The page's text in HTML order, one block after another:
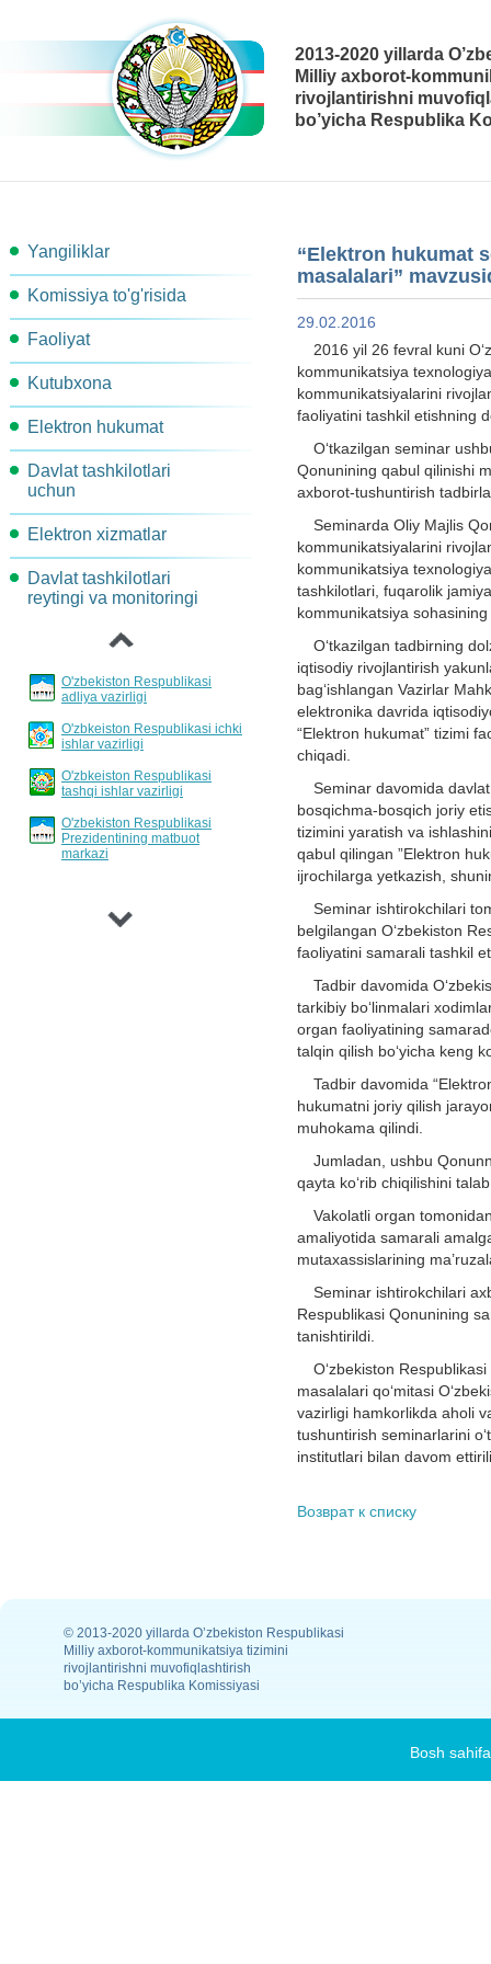
2013-2020 yillarda
Milliy axborot-
rivojlantirishni
bo’yicha Respublika
Yangiliklar
Komissiya to'g'risida
Komissiya tarkibi
Komissiya kotibiyati
Komissiya ishchi organlari
Bog'lanish
Komissiya topshiriqlari
Faoliyat
Ishchi guruhlar
Komissiya qarori
Ish rejasi
Kutubxona
Metodik materiallar
Me'yoriy-Huquqiy xujjatlar
Elektron hukumat
Arxitektura
Maqsadli indekatorlar va
ko'rsatkichlar
Jarayonlar davomidagi
harakatlarni qayta tashkil
Davlat tashkilotlari
uchun
AKT-rivojlantirish va joriy
etish yo'nalishlari
Davlat xizmatlarini
reglamentlash tartibi
Hisobotlar bo'yicha
invertarizatsiyalash tartibi
Elektron xizmatlar
Loyihalar xujjatlarini
muhokama qilish
Davlat tashkilotlari
reytingi va monitoringi
O'zbekiston Respublikasi
adliya vazirligi
O'zbkeiston Respublikasi ichki
ishlar vazirligi
O'zbkeiston Respublikasi
tashqi ishlar vazirligi
O'zbekiston Respublikasi
Prezidentining matbuot
markazi
‹
›
“Elektron hukumat
masalalari”
29.02.2016
2016 yil 26 fevral kuni
kommunikatsiya
kommunikatsiyalarini
faoliyatini tashkil etishning
O‘tkazilgan seminar
Qonunining qabul qilinishi
axborot-tushuntirish
Seminarda Oliy Majlis
kommunikatsiyalarini
kommunikatsiya
tashkilotlari, fuqarolik
kommunikatsiya
O‘tkazilgan tadbirning
iqtisodiy rivojlantirish
bag‘ishlangan Vazirlar
elektronika davrida
“Elektron hukumat” tizimi
chiqadi.
Seminar davomida
bosqichma-bosqich joriy
tizimini yaratish va
qabul qilingan ”Elektron
ijrochilarga yetkazish,
Seminar ishtirokchilari
belgilangan O‘zbekiston
faoliyatini samarali tashkil
Tadbir davomida
tarkibiy bo‘linmalari
organ faoliyatining
talqin qilish bo‘yicha keng
Tadbir davomida
hukumatni joriy qilish
muhokama qilindi.
Jumladan, ushbu
qayta ko‘rib chiqilishini
Vakolatli organ
amaliyotida samarali
mutaxassislarining
Seminar ishtirokchilari
Respublikasi Qonunining
tanishtirildi.
O‘zbekiston
masalalari qo‘mitasi
vazirligi hamkorlikda aholi
tushuntirish seminarlarini
institutlari bilan davom
Возврат к списку
© 2013-2020 yillarda O’zbekiston Respublikasi
Milliy axborot-kommunikatsiya tizimini
rivojlantirishni muvofiqlashtirish
bo’yicha Respublika Komissiyasi
Bosh sahifa